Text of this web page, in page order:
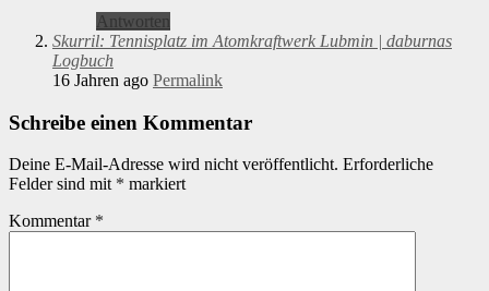
Antworten
Skurril: Tennisplatz im Atomkraftwerk Lubmin | daburnas
Logbuch
16 Jahren ago Permalink
Schreibe einen Kommentar
Deine E-Mail-Adresse wird nicht veröffentlicht. Erforderliche
Felder sind mit * markiert
Kommentar *